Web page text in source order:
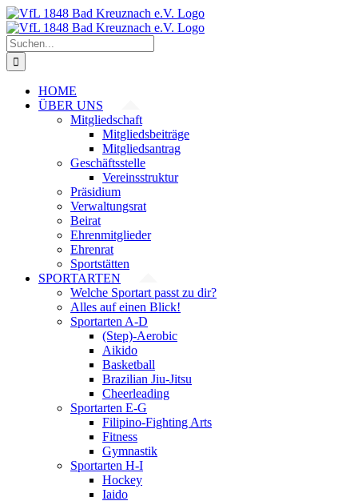
Zum
Inhalt
springen
Suche
nach:
HOME
ÜBER UNS
Mitgliedschaft
Mitgliedsbeiträge
Mitgliedsantrag
Geschäftsstelle
Vereinsstruktur
Präsidium
Verwaltungsrat
Beirat
Ehrenmitglieder
Ehrenrat
Sportstätten
SPORTARTEN
Welche Sportart passt zu dir?
Alles auf einen Blick!
Sportarten A-D
(Step)-Aerobic
Aikido
Basketball
Brazilian Jiu-Jitsu
Cheerleading
Sportarten E-G
Filipino-Fighting Arts
Fitness
Gymnastik
Sportarten H-I
Hockey
Iaido